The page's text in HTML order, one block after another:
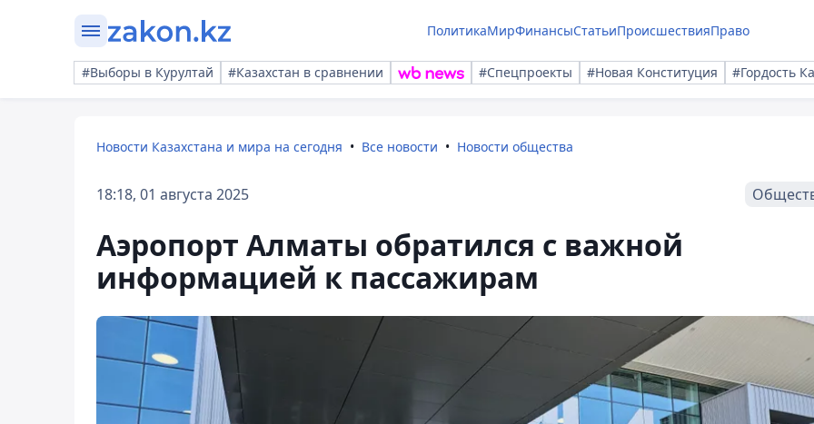
ПолитикаМирФинансыСтатьиПроисшествияПраво
#Выборы в Курултай #Казахстан в сравнении #Спецпроекты #Новая Конституция #Гордость
Новости Казахстана и мира на сегодня Все новости Новости общества
18:18, 01 августа 2025
Аэропорт Алматы обратился с важной
информацией к пассажирам